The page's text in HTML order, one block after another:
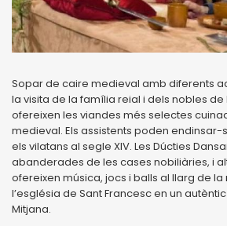
Sopar de caire medieval amb diferents
la visita de la família reial i dels nobles de
ofereixen les viandes més selectes
medieval. Els assistents poden endinsar-
els vilatans al segle XIV. Les Dúcties
abanderades de les cases nobiliàries, i
ofereixen música, jocs i balls al llarg de
l’església de Sant Francesc en un
Mitjana.